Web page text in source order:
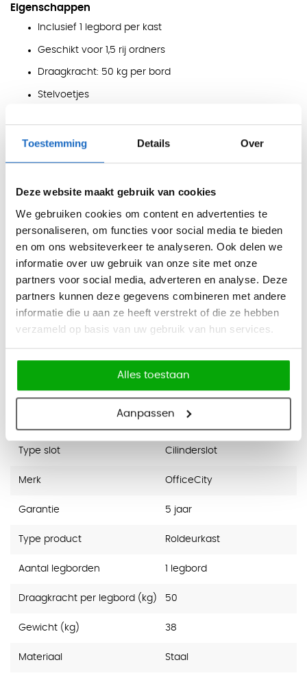
Toestemming Details Over
Deze website maakt gebruik van cookies
We gebruiken cookies om content en advertenties te
personaliseren, om functies voor social media te bieden
en om ons websiteverkeer te analyseren. Ook delen we
informatie over uw gebruik van onze site met onze
partners voor social media, adverteren en analyse. Deze
partners kunnen deze gegevens combineren met andere
informatie die u aan ze heeft verstrekt of die ze hebben
verzameld op basis van uw gebruik van hun services.
Alles toestaan
Aanpassen
Eigenschappen
Inclusief 1 legbord per kast
Geschikt voor 1,5 rij ordners
Draagkracht: 50 kg per bord
Stelvoetjes
Krasvaste epoxylak
Gelaste kast
Interieur standaard zwart van kleur
Specificaties
Breedte 120cm
Diepte 43cm
Draagkracht 50kg per legbord
Zwart, Krijtwit, Lichtgrijs, Zilver
Type slot Cilinderslot
Merk OfficeCity
Garantie 5 jaar
Type product Roldeurkast
Aantal legborden 1 legbord
Draagkracht per legbord (kg) 50
Gewicht (kg) 38
Materiaal Staal